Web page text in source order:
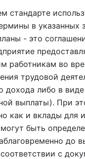
стандарте
в указанных
- это
работникам во
трудовой
дохода либо в виде
выплаты). При
как и вклады для
быть
до
с